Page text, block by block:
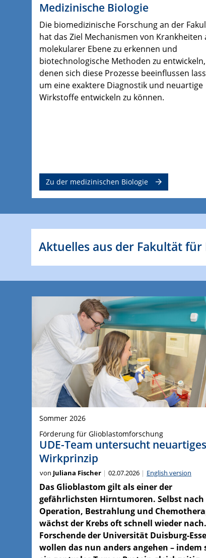
Medizinische Biologie
Die biomedizinische Forschung an der
hat das Ziel Mechanismen von Krankheiten
molekularer Ebene zu erkennen und
biotechnologische Methoden zu
denen sich diese Prozesse beeinflussen
um eine exaktere Diagnostik und neuartige
Wirkstoffe entwickeln zu können.
Zu der medizinischen Biologie
Aktuelles aus der Fakultät für
Sommer 2026
Förderung für Glioblastomforschung
UDE-Team untersucht neuartiges
Wirkprinzip
von Juliana Fischer 02.07.2026 English version
Das Glioblastom gilt als einer der
gefährlichsten Hirntumoren. Selbst nach
Operation, Bestrahlung und
wächst der Krebs oft schnell wieder nach.
Forschende der Universität Duisburg-
wollen das nun anders angehen – indem